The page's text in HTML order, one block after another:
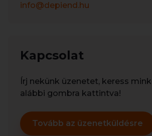
info@depiend.hu
Kapcsolat
Írj nekünk üzenetet, keress
alábbi gombra kattintva!
Tovább az üzenetküldésre